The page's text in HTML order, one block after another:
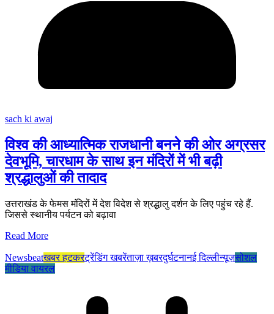
sach ki awaj
विश्व की आध्यात्मिक राजधानी बनने की ओर अग्रसर
देवभूमि, चारधाम के साथ इन मंदिरों में भी बढ़ी
श्रद्धालुओं की तादाद
उत्तराखंड के फेमस मंदिरों में देश विदेश से श्रद्धालु दर्शन के लिए पहुंच रहे हैं.
जिससे स्थानीय पर्यटन को बढ़ावा
Read More
Newsbeatखबर हटकरट्रेंडिंग खबरेंताज़ा ख़बरदुर्घटनानई दिल्लीन्यूज़सोशल
मीडिया वायरल